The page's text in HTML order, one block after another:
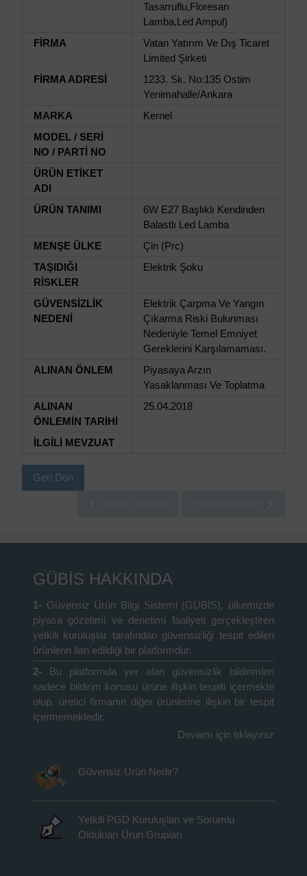
Tasarruflu,Floresan
Lamba,Led Ampul)
FİRMA
Vatan Yatırım Ve Dış Ticaret
Limited Şirketi
FİRMA ADRESİ
1233. Sk. No:135 Ostim
Yenimahalle/Ankara
MARKA
Kernel
MODEL / SERİ
NO / PARTİ NO
ÜRÜN ETİKET
ADI
ÜRÜN TANIMI
6W E27 Başlıklı Kendinden
Balastlı Led Lamba
MENŞE ÜLKE
Çin (Prc)
TAŞIDIĞI
RİSKLER
Elektrik Şoku
GÜVENSİZLİK
NEDENİ
Elektrik Çarpma Ve Yangın
Çıkarma Riski Bulunması
Nedeniyle Temel Emniyet
Gereklerini Karşılamaması.
ALINAN ÖNLEM
Piyasaya Arzın
Yasaklanması Ve Toplatma
ALINAN
ÖNLEMİN TARİHİ
25.04.2018
İLGİLİ MEVZUAT
Geri Dön
GÜBİS HAKKINDA
1- Güvensiz Ürün Bilgi Sistemi (GÜBİS), ülkemizde
piyasa gözetimi ve denetimi faaliyeti gerçekleştiren
yetkili kuruluşlar tarafından güvensizliği tespit edilen
ürünlerin ilan edildiği bir platformdur.
2-
Bu platformda yer alan güvensizlik bildirimleri
sadece bildirim konusu ürüne ilişkin tespiti içermekte
olup, üretici firmanın diğer ürünlerine ilişkin bir tespit
içermemektedir.
Devamı için tıklayınız
Güvensiz Ürün Nedir?
Yetkili PGD Kuruluşları ve Sorumlu
Oldukları Ürün Grupları